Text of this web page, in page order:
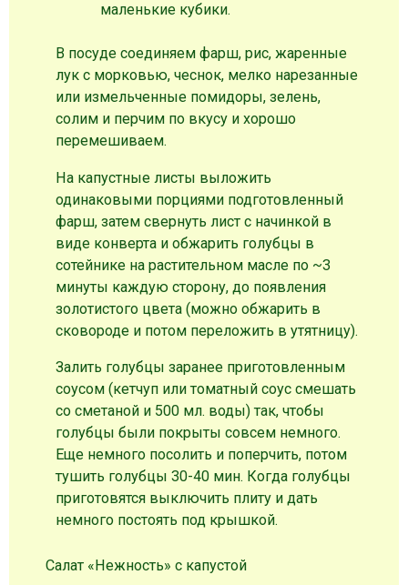
маленькие кубики.
В посуде соединяем фарш, рис, жаренные
лук с морковью, чеснок, мелко нарезанные
или измельченные помидоры, зелень,
солим и перчим по вкусу и хорошо
перемешиваем.
На капустные листы выложить
одинаковыми порциями подготовленный
фарш, затем свернуть лист с начинкой в
виде конверта и обжарить голубцы в
сотейнике на растительном масле по ~3
минуты каждую сторону, до появления
золотистого цвета (можно обжарить в
сковороде и потом переложить в утятницу).
Залить голубцы заранее приготовленным
соусом (кетчуп или томатный соус смешать
со сметаной и 500 мл. воды) так, чтобы
голубцы были покрыты совсем немного.
Еще немного посолить и поперчить, потом
тушить голубцы 30-40 мин. Когда голубцы
приготовятся выключить плиту и дать
немного постоять под крышкой.
Салат «Нежность» с капустой